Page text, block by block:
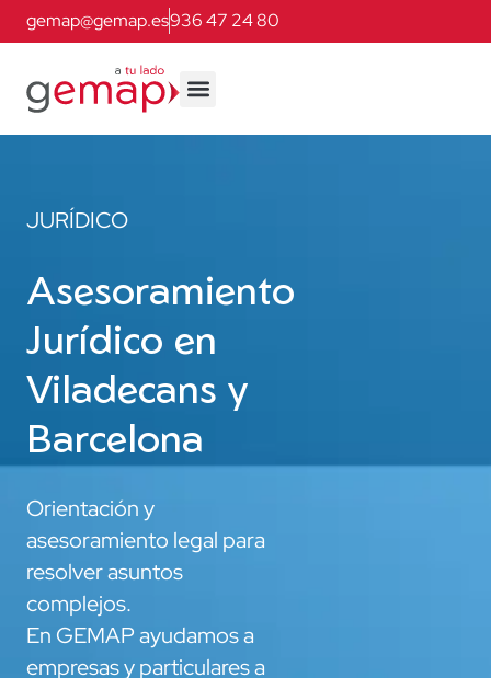
gemap@gemap.es936 47 24 80
JURÍDICO
Asesoramiento
Jurídico en
Viladecans y
Barcelona
Orientación y
asesoramiento legal para
resolver asuntos
complejos.
En GEMAP ayudamos a
empresas y particulares a